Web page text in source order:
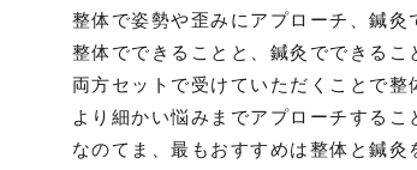
整体で姿勢や歪みにアプローチ、鍼
整体でできることと、鍼灸でできるこ
両方セットで受けていただくことで整
より細かい悩みまでアプローチするこ
なのてま、最もおすすめは整体と鍼灸